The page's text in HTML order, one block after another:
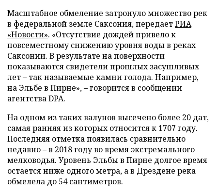
Масштабное обмеление затронуло множество рек
в федеральной земле Саксония, передаетРИА
«Новости». «Отсутствие дождей привело к
повсеместному снижению уровня воды в реках
Саксонии. В результате на поверхности
показываются свидетели прошлых засушливых
лет – так называемые камни голода. Например,
на Эльбе в Пирне», – говорится в сообщении
агентства DPA.
На одном из таких валунов высечено более 20 дат,
самая ранняя из которых относится к 1707 году.
Последняя отметка появилась сравнительно
недавно – в 2018 году во время экстремального
мелководья. Уровень Эльбы в Пирне долгое время
остается ниже одного метра, а в Дрездене река
обмелела до 54 сантиметров.